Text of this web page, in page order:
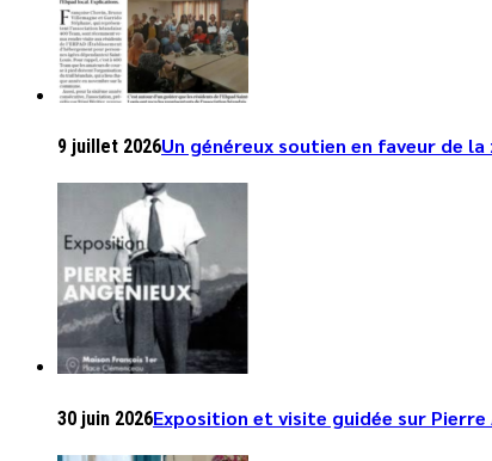
9 juillet 2026Un généreux soutien en faveur de
30 juin 2026Exposition et visite guidée sur Pierre